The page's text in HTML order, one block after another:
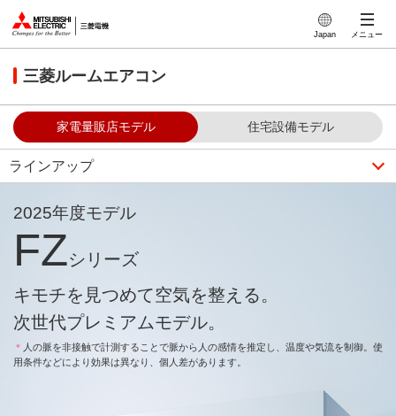
Japan メニュー
三菱ルームエアコン
家電量販店モデル 住宅設備モデル
ラインアップ
2025年度モデル
FZシリーズ
キモチを見つめて空気を整える。
次世代プレミアムモデル。
＊ 人の脈を非接触で計測することで脈から人の感情を推定し、 温度や気流を制御。 使
用条件などにより効果は異なり、個人差があります。